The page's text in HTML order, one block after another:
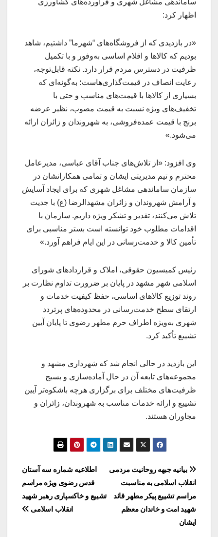
اظهار کرد:
«در بازدیدی که از فروشگاه‌های “شهرما” داشتیم، شاهد
بودیم که کالاها و اقلام اساسی به‌وفور و با تکمیل
ظرفیت در دسترس مردم قرار دارد. نکته قابل‌توجه،
رعایت انصاف در قیمت‌گذاری‌هاست؛ به‌گونه‌ای که
بسیاری از کالاها با قیمت‌های مناسب و حتی با
تخفیف‌های ویژه نسبت به قیمت مصوب، نظیر عرضه
برنج با قیمت عمده‌فروشی، به شهروندان و زائران ارائه
می‌شود.»
وی افزود: «از تلاش‌های جناب آقای عباسی، مدیرعامل
محترم و تیم مدیریتی ایشان و تمامی همکارانشان در
سازمان ساماندهی مشاغل شهری که برای ایجاد آسایش
و آرامش شهروندان و زائران مشهدالرضا (ع) با جدیت
تلاش می‌کنند، تقدیر و تشکر ویژه داریم. سازمان با
اقدامات مطلوب خود توانسته است بستر مناسبی برای
تأمین کالا و خدمت‌رسانی در این ایام فراهم آورد.»
رئیس کمیسیون حقوقی، املاک و قراردادهای شورای
اسلامی شهر مشهد در پایان بر ضرورت تداوم نظارت بر
روند توزیع کالاهای اساسی، حفظ کیفیت خدمات و
ارتقای سطح خدمت‌رسانی در محدوده‌های پرتردد
شهری به‌ویژه اطراف حرم مطهر رضوی تا پایان آیین
تشییع تأکید کرد.
این بازدید در حالی انجام شد که شهرداری مشهد و
مجموعه‌های تابعه آن در حال آماده‌سازی و بسیج
ظرفیت‌های مختلف برای برگزاری هرچه باشکوه‌تر آیین
تشییع و ارائه خدمات مناسب به شهروندان، زائران و
مجاوران هستند.
راهبری
نوشته
اطلاعیه شماره سه آستان
قدس رضوی ویژه مراسم
تشییع و خاکسپاری رهبر شهید
انقلاب اسلامی
بیانیه جبهه‌ روحانیت مردمی
انقلاب اسلامی به مناسبت
مراسم تشییع پیکر مطهر قائد
شهید امت و خاندان معظم
ایشان